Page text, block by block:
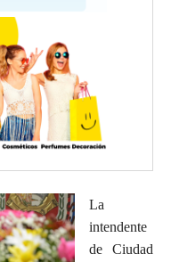
La
intendente
de Ciudad